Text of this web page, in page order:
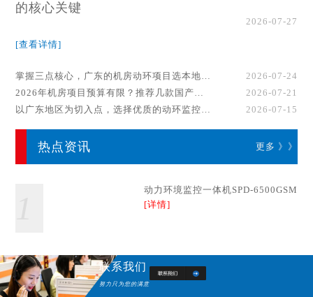
的核心关键
2026-07-27
[查看详情]
掌握三点核心，广东的机房动环项目选本地厂家事半功倍！
2026-07-24
2026年机房项目预算有限？推荐几款国产动环监控系统品牌
2026-07-21
以广东地区为切入点，选择优质的动环监控系统厂家
2026-07-15
热点资讯 更多 》》
动力环境监控一体机SPD-6500GSM
[详情]
联系我们
努力只为您的满意